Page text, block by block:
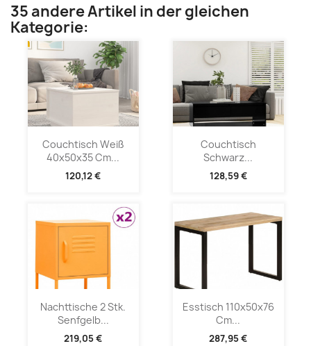
35 andere Artikel in der gleichen
Kategorie:
Couchtisch Weiß
40x50x35 Cm...
120,12 €
Couchtisch
Schwarz...
128,59 €
Nachttische 2 Stk.
Senfgelb...
219,05 €
Esstisch 110x50x76
Cm...
287,95 €